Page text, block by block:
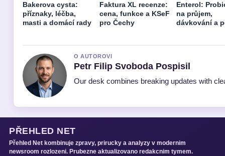
Bakerova cysta:
příznaky, léčba,
masti a domácí rady
Faktura XL recenze:
cena, funkce a KSeF
pro Čechy
Enterol:
na průjem,
dávkování a
O AUTOROVI
Petr Filip Svoboda Pospisil
Our desk combines breaking updates with
PŘEHLED NET
Přehled Net kombinuje zpravy, prirucky a analyzy v modernim
newsroom rozlozeni. Prubezne aktualizovano redakcnim tymem.